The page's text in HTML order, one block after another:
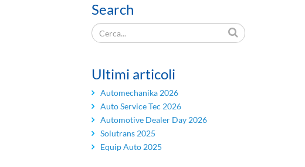
Search
Ultimi articoli
Automechanika 2026
Auto Service Tec 2026
Automotive Dealer Day 2026
Solutrans 2025
Equip Auto 2025